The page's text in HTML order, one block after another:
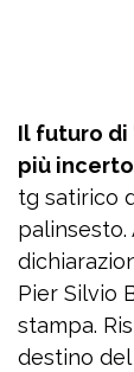
Il futuro di
più incerto
tg satirico
palinsesto.
Pier Silvio
stampa.
destino